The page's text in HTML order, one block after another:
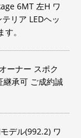
6MT 左H ワ
リア LEDヘッ
。
ーナー スポク
継承可 ご成約誠
デル(992.2) ワ